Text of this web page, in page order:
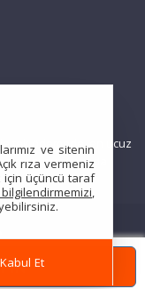
ve sitenin
rıza vermeniz
üçüncü taraf
,
Kabul Et
tek ödemede, en ucuz
durumunda
• Hizmet Sözleşmesi